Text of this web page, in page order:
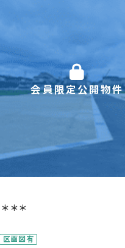
会員限定公開物件
＊＊
区画図有